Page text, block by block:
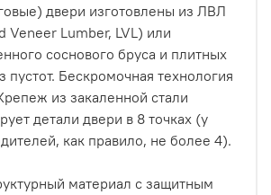
двери изготовлены из ЛВЛ
Veneer Lumber, LVL) или
соснового бруса и плитных
пустот. Бескромочная технология
из закаленной стали
детали двери в 8 точках (у
как правило, не более 4).
материал с защитным